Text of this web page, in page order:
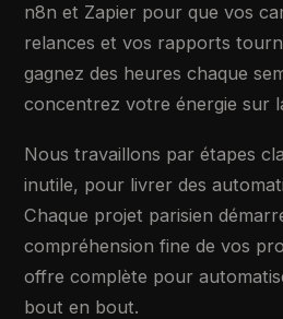
n8n et Zapier pour que vos
relances et vos rapports
gagnez des heures chaque
concentrez votre énergie sur
Nous travaillons par étapes
inutile, pour livrer des
Chaque projet parisien
compréhension fine de vos
offre complète pour
bout en bout.